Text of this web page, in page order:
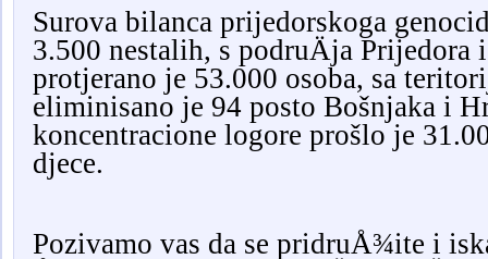
Surova bilanca prijedorskoga
3.500 nestalih, s podruÄja Prijedora
protjerano je 53.000 osoba, sa
eliminisano je 94 posto Bošnjaka i
koncentracione logore prošlo je
djece.
Pozivamo vas da se pridruÅ¾ite i